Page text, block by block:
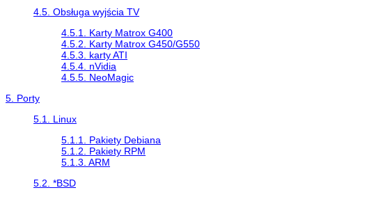
4.5. Obsługa wyjścia TV
4.5.1. Karty Matrox G400
4.5.2. Karty Matrox G450/G550
4.5.3. karty ATI
4.5.4. nVidia
4.5.5. NeoMagic
5. Porty
5.1. Linux
5.1.1. Pakiety Debiana
5.1.2. Pakiety RPM
5.1.3. ARM
5.2. *BSD